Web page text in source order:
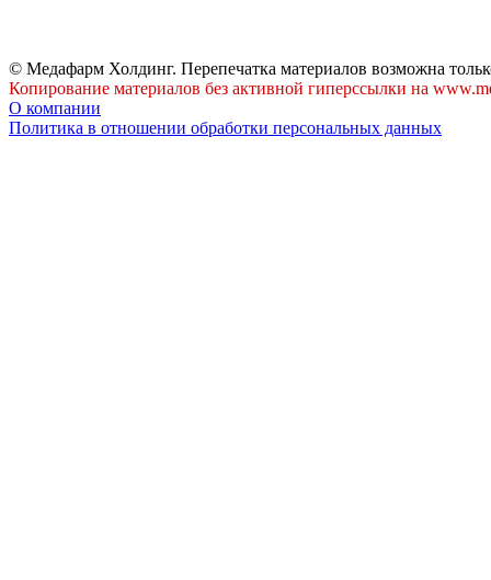
© Медафарм Холдинг. Перепечатка материалов возможна
Копирование материалов без активной гиперссылки на
О компании
Политика в отношении обработки персональных данных